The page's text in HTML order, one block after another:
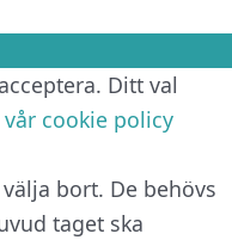
Ditt val
vår cookie policy
bort. De behövs
taget ska